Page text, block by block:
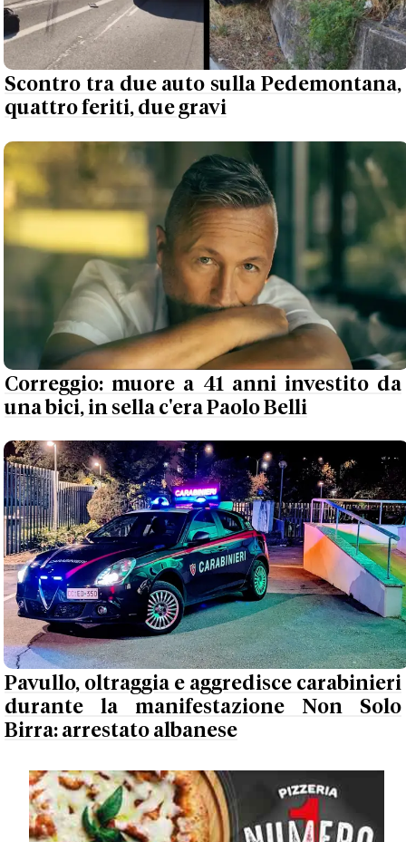
Scontro tra due auto sulla Pedemontana,
quattro feriti, due gravi
Correggio: muore a 41 anni investito da
una bici, in sella c'era Paolo Belli
Pavullo, oltraggia e aggredisce carabinieri
durante la manifestazione Non Solo
Birra: arrestato albanese